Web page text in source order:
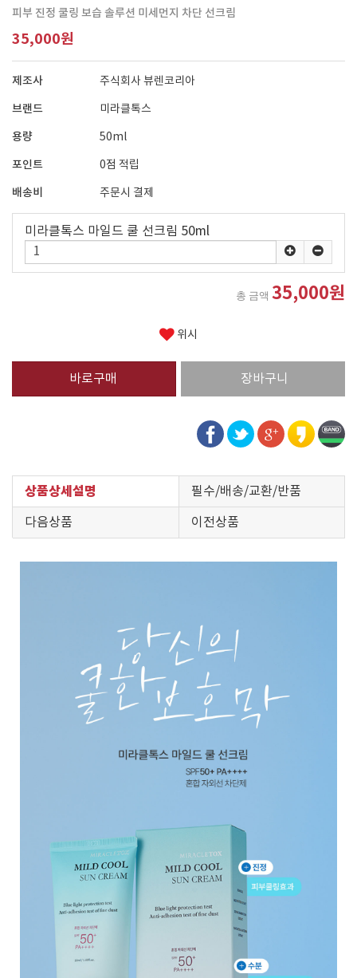
피부 진정 쿨링 보습 솔루션 미세먼지 차단 선크림
35,000원
제조사 주식회사 뷰렌코리아
브랜드 미라클톡스
용량 50ml
포인트 0점 적립
배송비 주문시 결제
미라클톡스 마일드 쿨 선크림 50ml
총 금액 35,000원
위시
상품상세설명 필수/배송/교환/반품
다음상품 이전상품